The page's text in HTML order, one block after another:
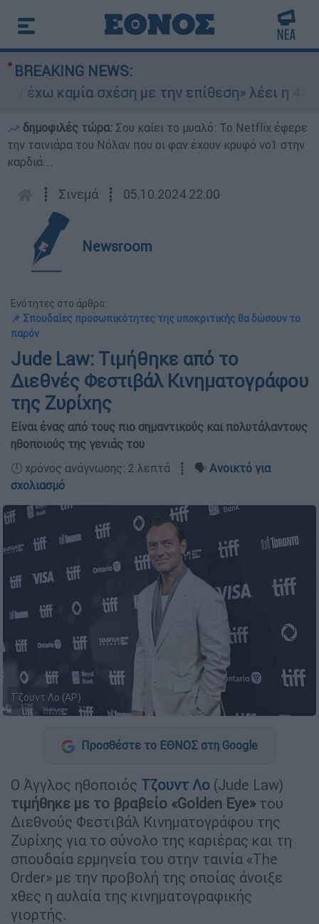
BREAKING NEWS:
καμία σχέση με την επίθεση» λέει η
δημοφιλές τώρα: Σου καίει το μυαλό: Το Netflix έφερε
την ταινιάρα του Νόλαν που οι φαν έχουν κρυφό νο1 στην
καρδιά...
┋ Σινεμά ┋ 05.10.2024 22:00
Newsroom
Ενότητες στο άρθρο:
📌 Σπουδαίες προσωπικότητες της υποκριτικής θα δώσουν το
παρόν
Jude Law: Tιμήθηκε από το
Διεθνές Φεστιβάλ Κινηματογράφου
της Ζυρίχης
Είναι ένας από τους πιο σημαντικούς και πολυτάλαντους
ηθοποιούς της γενιάς του
🕛 χρόνος ανάγνωσης: 2 λεπτά ┋ 🗣️ Ανοικτό για
σχολιασμό
Τζουντ Λο (AP)
Προσθέστε το ΕΘΝΟΣ στη Google
Ο Άγγλος ηθοποιός Τζουντ Λο (Jude Law)
τιμήθηκε με το βραβείο «Golden Eye» του
Διεθνούς Φεστιβάλ Κινηματογράφου της
Ζυρίχης για το σύνολο της καριέρας και τη
σπουδαία ερμηνεία του στην ταινία «The
Order» με την προβολή της οποίας άνοιξε
χθες η αυλαία της κινηματογραφικής
γιορτής.